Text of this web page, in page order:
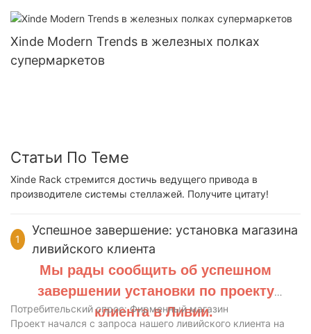
Xinde Modern Trends в железных полках
супермаркетов
Статьи По Теме
Xinde Rack стремится достичь ведущего привода в
производителе системы стеллажей. Получите цитату!
1
Успешное завершение: установка магазина
ливийского клиента
Мы рады сообщить об успешном
завершении установки по проекту
клиента в Ливии.
Потребительский спрос: Фирменный магазин
Проект начался с запроса нашего ливийского клиента на